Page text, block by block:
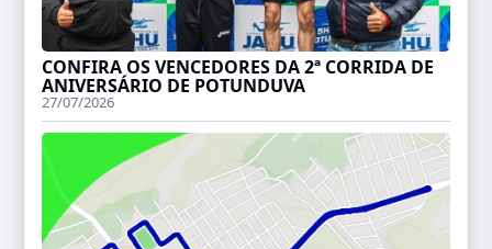
CONFIRA OS VENCEDORES DA 2ª CORRIDA DE
ANIVERSÁRIO DE POTUNDUVA
27/07/2026